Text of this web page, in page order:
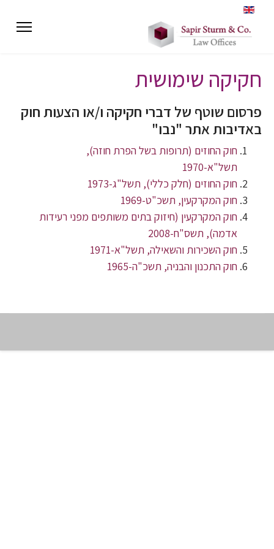
חקיקה שימושית
פרסום שוטף של דברי חקיקה ו/או הצעות חוק
באדיבות אתר "נבו"
חוק החוזים (תרופות בשל הפרת חוזה),
תשל"א-1970
חוק החוזים (חלק כללי), תשל"ג-1973
חוק המקרקעין, תשכ"ט-1969
חוק המקרקעין (חיזוק בתים משותפים מפני רעידות
אדמה), תשס"ח-2008
חוק השכירות והשאילה, תשל"א-1971
חוק התכנון והבניה, תשכ"ה-1965